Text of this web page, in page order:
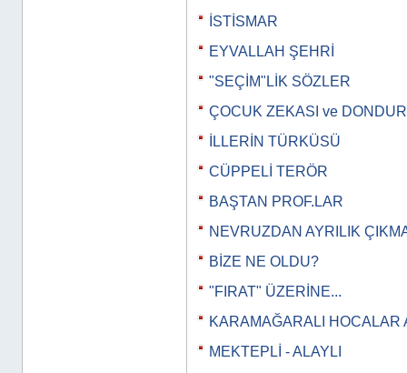
İSTİSMAR
EYVALLAH ŞEHRİ
"SEÇİM"LİK SÖZLER
ÇOCUK ZEKASI ve
İLLERİN TÜRKÜSÜ
CÜPPELİ TERÖR
BAŞTAN PROF.LAR
NEVRUZDAN AYRILIK
BİZE NE OLDU?
"FIRAT" ÜZERİNE...
KARAMAĞARALI HOCALAR
MEKTEPLİ - ALAYLI